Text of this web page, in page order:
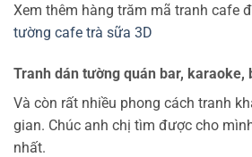
Xem thêm hàng trăm mã tranh cafe
tường cafe trà sữa 3D
Tranh dán tường quán bar, karaoke,
Và còn rất nhiều phong cách tranh
gian. Chúc anh chị tìm được cho
nhất.